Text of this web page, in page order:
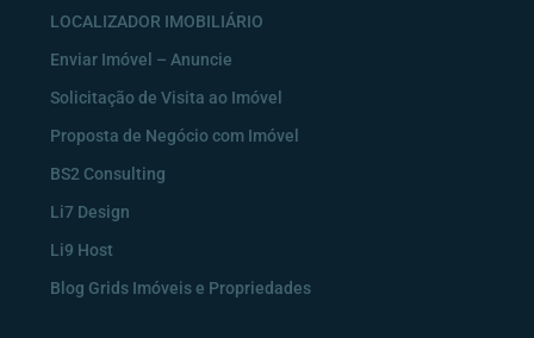
LOCALIZADOR IMOBILIÁRIO
Enviar Imóvel – Anuncie
Solicitação de Visita ao Imóvel
Proposta de Negócio com Imóvel
BS2 Consulting
Li7 Design
Li9 Host
Blog Grids Imóveis e Propriedades